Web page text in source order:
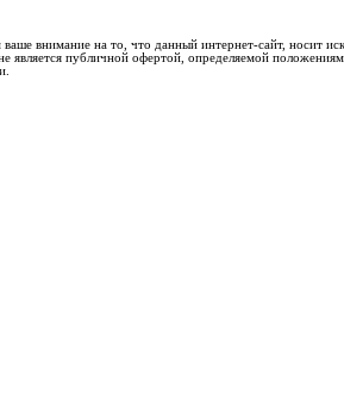
внимание на то, что данный интернет-сайт, носит
является публичной офертой, определяемой